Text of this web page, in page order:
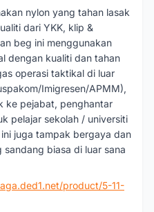
nylon yang tahan lasak
dari YKK, klip &
beg ini menggunakan
dengan kualiti dan tahan
operasi taktikal di luar
Imigresen/APMM),
ke pejabat, penghantar
pelajar sekolah / universiti
juga tampak bergaya dan
biasa di luar sana
product/5-11-